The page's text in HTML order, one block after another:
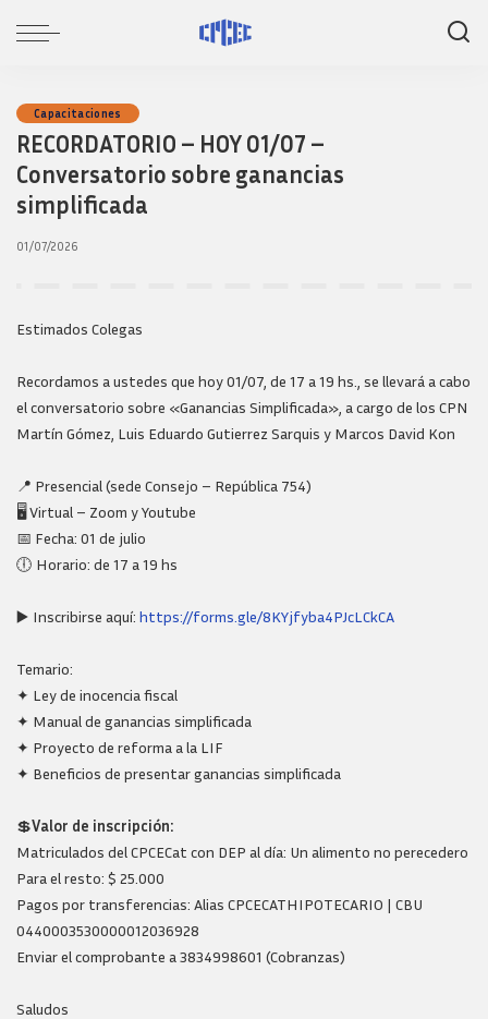
Capacitaciones
RECORDATORIO – HOY 01/07 –
Conversatorio sobre ganancias
simplificada
01/07/2026
Estimados Colegas
Recordamos a ustedes que hoy 01/07, de 17 a 19 hs., se llevará a cabo
el conversatorio sobre «Ganancias Simplificada», a cargo de los CPN
Martín Gómez, Luis Eduardo Gutierrez Sarquis y Marcos David Kon
📍 Presencial (sede Consejo – República 754)
🖥️ Virtual – Zoom y Youtube
📅 Fecha: 01 de julio
🕕 Horario: de 17 a 19 hs
▶️ Inscribirse aquí: https://forms.gle/8KYjfyba4PJcLCkCA
Temario:
✦ Ley de inocencia fiscal
✦ Manual de ganancias simplificada
✦ Proyecto de reforma a la LIF
✦ Beneficios de presentar ganancias simplificada
💲Valor de inscripción:
Matriculados del CPCECat con DEP al día: Un alimento no perecedero
Para el resto: $ 25.000
Pagos por transferencias: Alias CPCECATHIPOTECARIO | CBU
0440003530000012036928
Enviar el comprobante a 3834998601 (Cobranzas)
Saludos